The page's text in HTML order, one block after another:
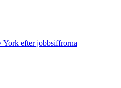
efter jobbsiffrorna